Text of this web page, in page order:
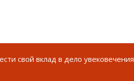
свой вклад в дело